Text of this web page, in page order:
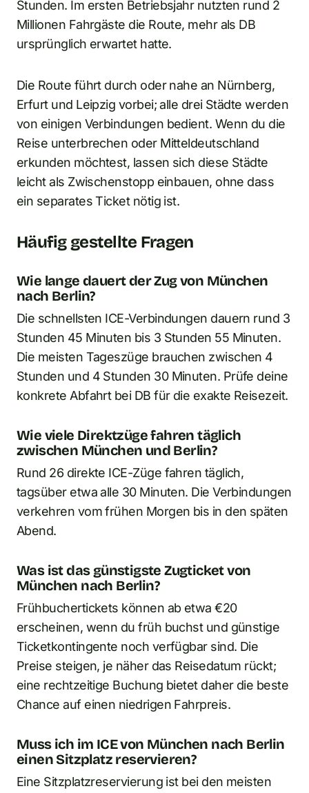
Stunden. Im ersten Betriebsjahr nutzten rund 2
Millionen Fahrgäste die Route, mehr als DB
ursprünglich erwartet hatte.
Die Route führt durch oder nahe an Nürnberg,
Erfurt und Leipzig vorbei; alle drei Städte werden
von einigen Verbindungen bedient. Wenn du die
Reise unterbrechen oder Mitteldeutschland
erkunden möchtest, lassen sich diese Städte
leicht als Zwischenstopp einbauen, ohne dass
ein separates Ticket nötig ist.
Häufig gestellte Fragen
Wie lange dauert der Zug von München
nach Berlin?
Die schnellsten ICE-Verbindungen dauern rund 3
Stunden 45 Minuten bis 3 Stunden 55 Minuten.
Die meisten Tageszüge brauchen zwischen 4
Stunden und 4 Stunden 30 Minuten. Prüfe deine
konkrete Abfahrt bei DB für die exakte Reisezeit.
Wie viele Direktzüge fahren täglich
zwischen München und Berlin?
Rund 26 direkte ICE-Züge fahren täglich,
tagsüber etwa alle 30 Minuten. Die Verbindungen
verkehren vom frühen Morgen bis in den späten
Abend.
Was ist das günstigste Zugticket von
München nach Berlin?
Frühbuchertickets können ab etwa €20
erscheinen, wenn du früh buchst und günstige
Ticketkontingente noch verfügbar sind. Die
Preise steigen, je näher das Reisedatum rückt;
eine rechtzeitige Buchung bietet daher die beste
Chance auf einen niedrigen Fahrpreis.
Muss ich im ICE von München nach Berlin
einen Sitzplatz reservieren?
Eine Sitzplatzreservierung ist bei den meisten